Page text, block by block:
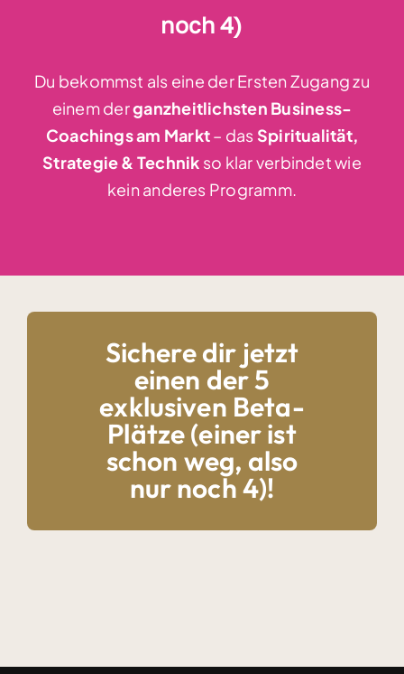
noch 4)
Du bekommst als eine der Ersten Zugang zu
einem derganzheitlichsten Business-
Coachings am Markt– dasSpiritualität,
Strategie & Technik so klar verbindet wie
kein anderes Programm.
Sichere dir jetzt
einen der 5
exklusiven Beta-
Plätze (einer ist
schon weg, also
nur noch 4)!